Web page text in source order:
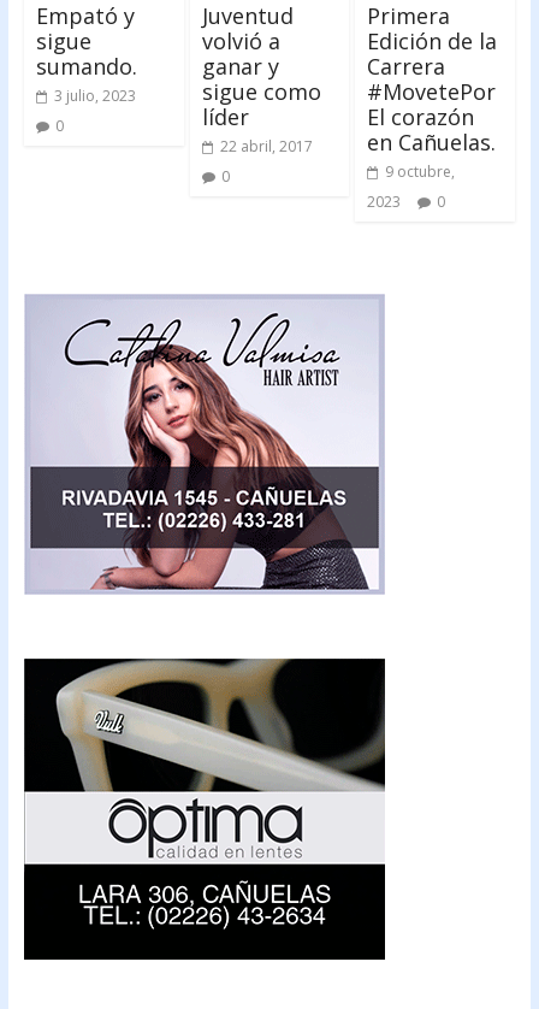
Empató y
sigue
sumando.
3 julio, 2023
0
Juventud
volvió a
ganar y
sigue como
líder
22 abril, 2017
0
Primera
Edición de la
Carrera
#MovetePor
El corazón
en Cañuelas.
9 octubre,
2023
0